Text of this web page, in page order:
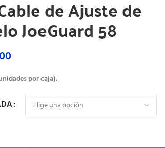
de Ajuste de
JoeGuard 58
por caja).